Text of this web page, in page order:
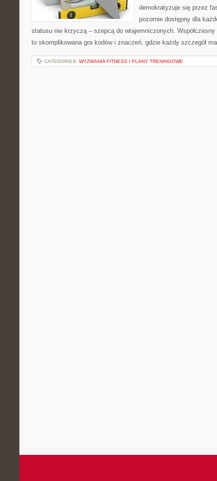
demokratyzuje się przez
pozornie dostępny dla
statusu nie krzyczą – szepcą do wtajemniczonych.
to skomplikowana gra kodów i znaczeń, gdzie każdy szczegół
CATEGORIES: WYZWANIA FITNESS I PLANY TRENINGOWE